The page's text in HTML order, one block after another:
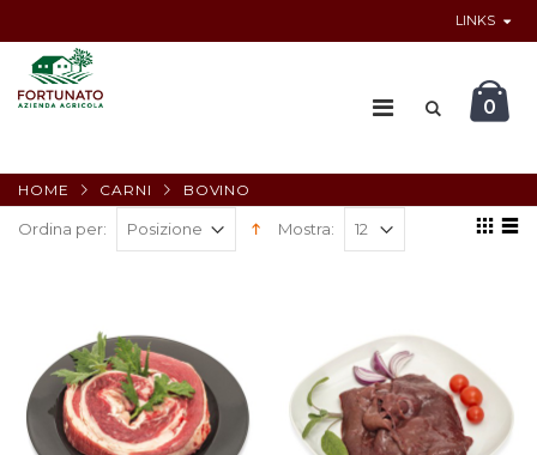
LINKS
0
HOME CARNI BOVINO
Ordina per: Mostra: